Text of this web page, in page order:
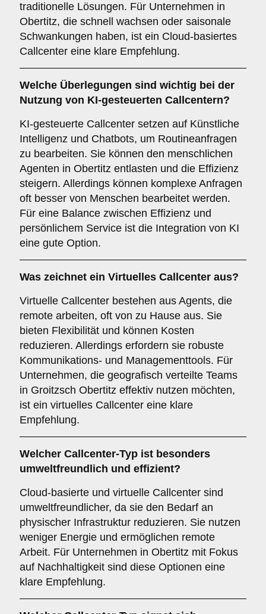
traditionelle Lösungen. Für Unternehmen in
Obertitz, die schnell wachsen oder saisonale
Schwankungen haben, ist ein Cloud-basiertes
Callcenter eine klare Empfehlung.
Welche Überlegungen sind wichtig bei der
Nutzung von KI-gesteuerten Callcentern?
KI-gesteuerte Callcenter setzen auf Künstliche
Intelligenz und Chatbots, um Routineanfragen
zu bearbeiten. Sie können den menschlichen
Agenten in Obertitz entlasten und die Effizienz
steigern. Allerdings können komplexe Anfragen
oft besser von Menschen bearbeitet werden.
Für eine Balance zwischen Effizienz und
persönlichem Service ist die Integration von KI
eine gute Option.
Was zeichnet ein Virtuelles Callcenter aus?
Virtuelle Callcenter bestehen aus Agents, die
remote arbeiten, oft von zu Hause aus. Sie
bieten Flexibilität und können Kosten
reduzieren. Allerdings erfordern sie robuste
Kommunikations- und Managementtools. Für
Unternehmen, die geografisch verteilte Teams
in Groitzsch Obertitz effektiv nutzen möchten,
ist ein virtuelles Callcenter eine klare
Empfehlung.
Welcher Callcenter-Typ ist besonders
umweltfreundlich und effizient?
Cloud-basierte und virtuelle Callcenter sind
umweltfreundlicher, da sie den Bedarf an
physischer Infrastruktur reduzieren. Sie nutzen
weniger Energie und ermöglichen remote
Arbeit. Für Unternehmen in Obertitz mit Fokus
auf Nachhaltigkeit sind diese Optionen eine
klare Empfehlung.